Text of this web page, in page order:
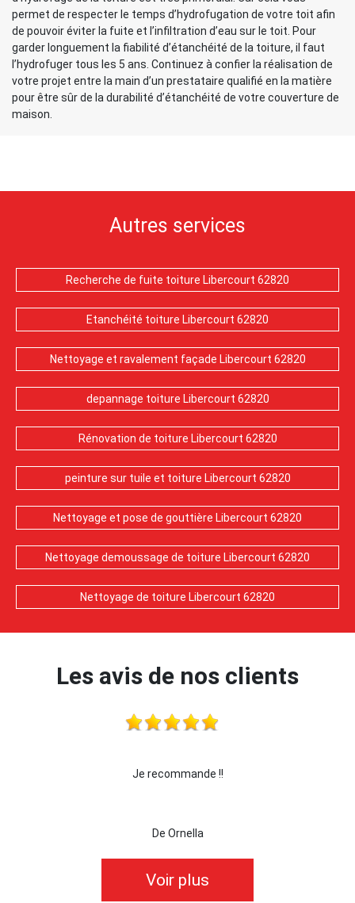
permet de respecter le temps d’hydrofugation de votre toit afin
de pouvoir éviter la fuite et l’infiltration d’eau sur le toit. Pour
garder longuement la fiabilité d’étanchéité de la toiture, il faut
l’hydrofuger tous les 5 ans. Continuez à confier la réalisation de
votre projet entre la main d’un prestataire qualifié en la matière
pour être sûr de la durabilité d’étanchéité de votre couverture de
maison.
Autres services
Recherche de fuite toiture Libercourt 62820
Etanchéité toiture Libercourt 62820
Nettoyage et ravalement façade Libercourt 62820
depannage toiture Libercourt 62820
Rénovation de toiture Libercourt 62820
peinture sur tuile et toiture Libercourt 62820
Nettoyage et pose de gouttière Libercourt 62820
Nettoyage demoussage de toiture Libercourt 62820
Nettoyage de toiture Libercourt 62820
Les avis de nos clients
je recommande cette entreprise les yeux
Voir plus